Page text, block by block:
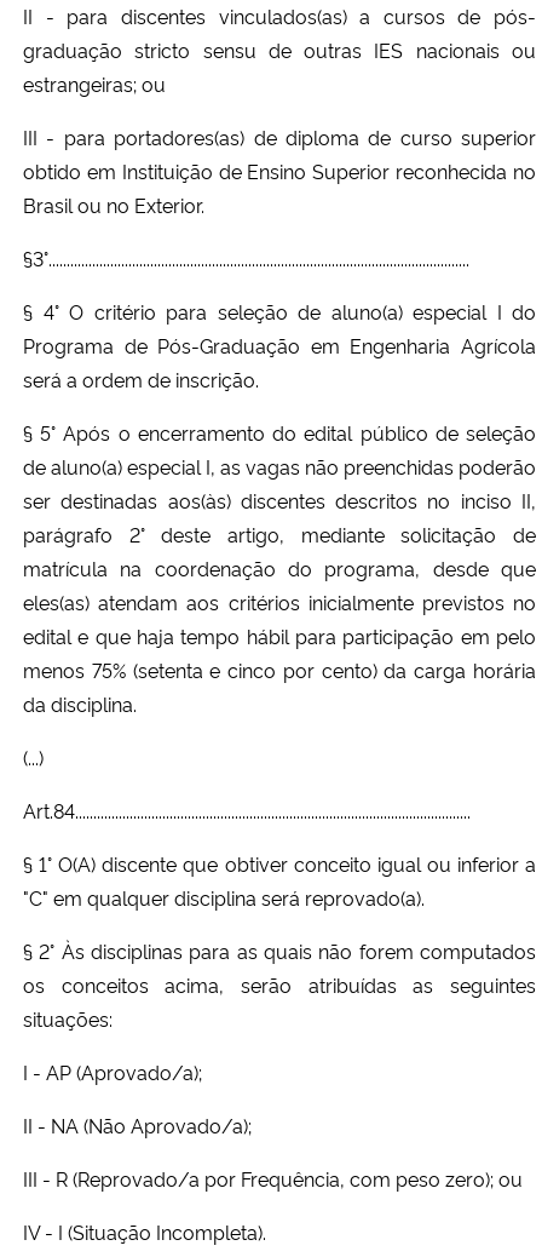
II - para discentes vinculados(as) a cursos de pós-
graduação stricto sensu de outras IES nacionais ou
estrangeiras; ou
III - para portadores(as) de diploma de curso superior
obtido em Instituição de Ensino Superior reconhecida no
Brasil ou no Exterior.
§3°....................................................................................................................
§ 4° O critério para seleção de aluno(a) especial I do
Programa de Pós-Graduação em Engenharia Agrícola
será a ordem de inscrição.
§ 5° Após o encerramento do edital público de seleção
de aluno(a) especial I, as vagas não preenchidas poderão
ser destinadas aos(às) discentes descritos no inciso II,
parágrafo 2° deste artigo, mediante solicitação de
matrícula na coordenação do programa, desde que
eles(as) atendam aos critérios inicialmente previstos no
edital e que haja tempo hábil para participação em pelo
menos 75% (setenta e cinco por cento) da carga horária
da disciplina.
(...)
Art.84.............................................................................................................
§ 1° O(A) discente que obtiver conceito igual ou inferior a
"C" em qualquer disciplina será reprovado(a).
§ 2° Às disciplinas para as quais não forem computados
os conceitos acima, serão atribuídas as seguintes
situações:
I - AP (Aprovado/a);
II - NA (Não Aprovado/a);
III - R (Reprovado/a por Frequência, com peso zero); ou
IV - I (Situação Incompleta).